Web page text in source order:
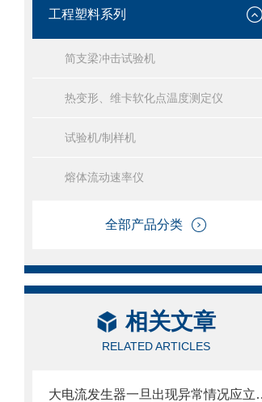
工程塑料系列
简支梁冲击试验机
热变形、维卡软化点温度测定仪
试验机/制样机
熔体流动速率仪
全部产品分类
相关文章
RELATED ARTICLES
大电流发生器